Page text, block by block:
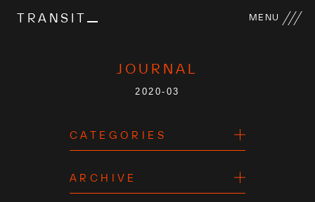
TRANSIT MENU
JOURNAL
2020-03
CATEGORIES
ARCHIVE